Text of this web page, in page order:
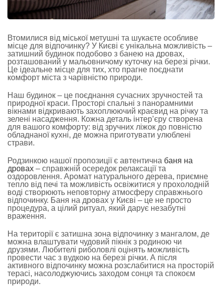
Втомилися від міської метушні та шукаєте особливе
місце для відпочинку? У Києві є унікальна можливість –
затишний будинок подобово з банею на дровах,
розташований у мальовничому куточку на березі річки.
Це ідеальне місце для тих, хто прагне поєднати
комфорт міста з чарівністю природи.
Наш будинок – це поєднання сучасних зручностей та
природної краси. Просторі спальні з панорамними
вікнами відкривають захоплюючий краєвид на річку та
зелені насадження. Кожна деталь інтер’єру створена
для вашого комфорту: від зручних ліжок до повністю
обладнаної кухні, де можна приготувати улюблені
страви.
Родзинкою нашої пропозиції є автентична баня на
дровах – справжній осередок релаксації та
оздоровлення. Аромат натурального дерева, приємне
тепло від печі та можливість освіжитися у прохолодній
воді створюють неповторну атмосферу справжнього
відпочинку. Баня на дровах у Києві – це не просто
процедура, а цілий ритуал, який дарує незабутні
враження.
На території є затишна зона відпочинку з мангалом, де
можна влаштувати чудовий пікнік з родиною чи
друзями. Любителі риболовлі оцінять можливість
провести час з вудкою на березі річки. А після
активного відпочинку можна розслабитися на просторій
терасі, насолоджуючись заходом сонця та спокоєм
природи.